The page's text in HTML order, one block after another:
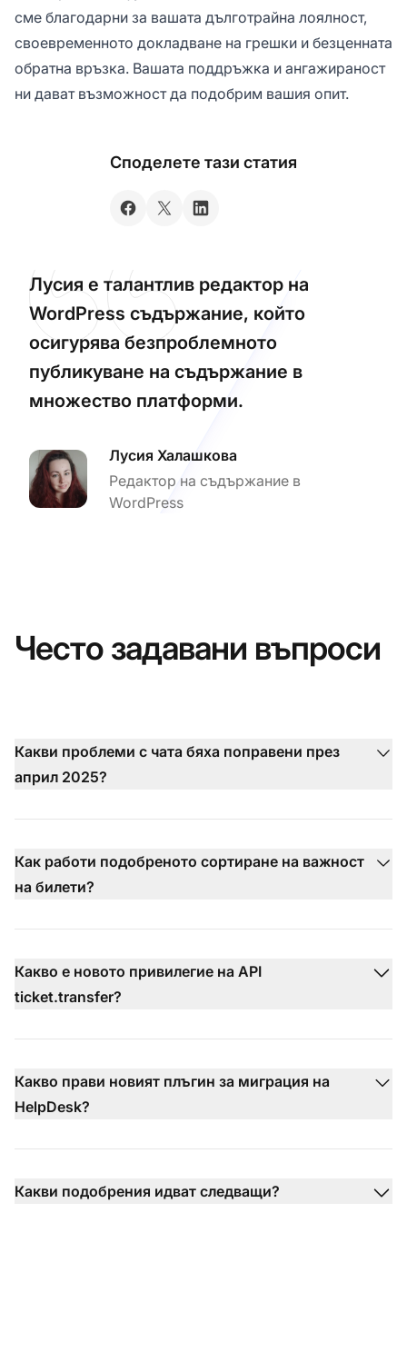
сме благодарни за вашата дълготрайна лоялност,
своевременното докладване на грешки и безценната
обратна връзка. Вашата поддръжка и ангажираност
ни дават възможност да подобрим вашия опит.
Споделете тази статия
Лусия е талантлив редактор на
WordPress съдържание, който
осигурява безпроблемното
публикуване на съдържание в
множество платформи.
Лусия Халашкова
Редактор на съдържание в
WordPress
Често задавани въпроси
Какви проблеми с чата бяха поправени през
април 2025?
Как работи подобреното сортиране на важност
на билети?
Какво е новото привилегие на API
ticket.transfer?
Какво прави новият плъгин за миграция на
HelpDesk?
Какви подобрения идват следващи?